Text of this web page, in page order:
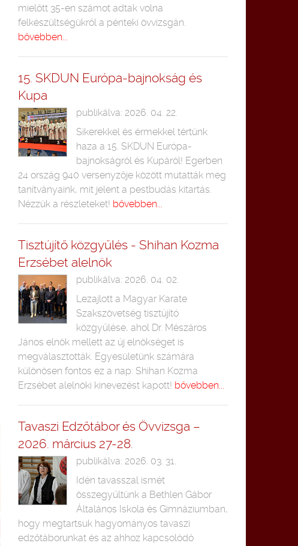
mielőtt 35-en számot adtak volna
felkészültségükről a pénteki övvizsgán.
bővebben...
15. SKDUN Európa-bajnokság és
Kupa
publikálva: 2026. 04. 22.
Sikerekkel és érmekkel tértünk
haza a 15. SKDUN Európa-
bajnokságról és Kupáról! Egerben
24 ország 940 versenyzője között mutatták meg
tanítványaink, mit jelent a pestbudás kitartás.
Nézzük a részleteket! bővebben...
Tisztújítő közgyűlés - Shihan Kozma
Erzsébet alelnök
publikálva: 2026. 04. 02.
Lezajlott a Magyar Karate
Szakszövetség tisztújító
közgyűlése, ahol Dr. Mészáros
János elnök mellett az új elnökséget is
megválasztották. Egyesületünk számára
különösen fontos ez a nap: Shihan Kozma
Erzsébet alelnöki kinevezést kapott! bővebben...
Tavaszi Edzőtábor és Övvizsga –
2026. március 27-28.
publikálva: 2026. 03. 31.
Idén tavasszal ismét
összegyűltünk a Bethlen Gábor
Általános Iskola és Gimnáziumban,
hogy megtartsuk hagyományos tavaszi
edzőtáborunkat és az ahhoz kapcsolódó